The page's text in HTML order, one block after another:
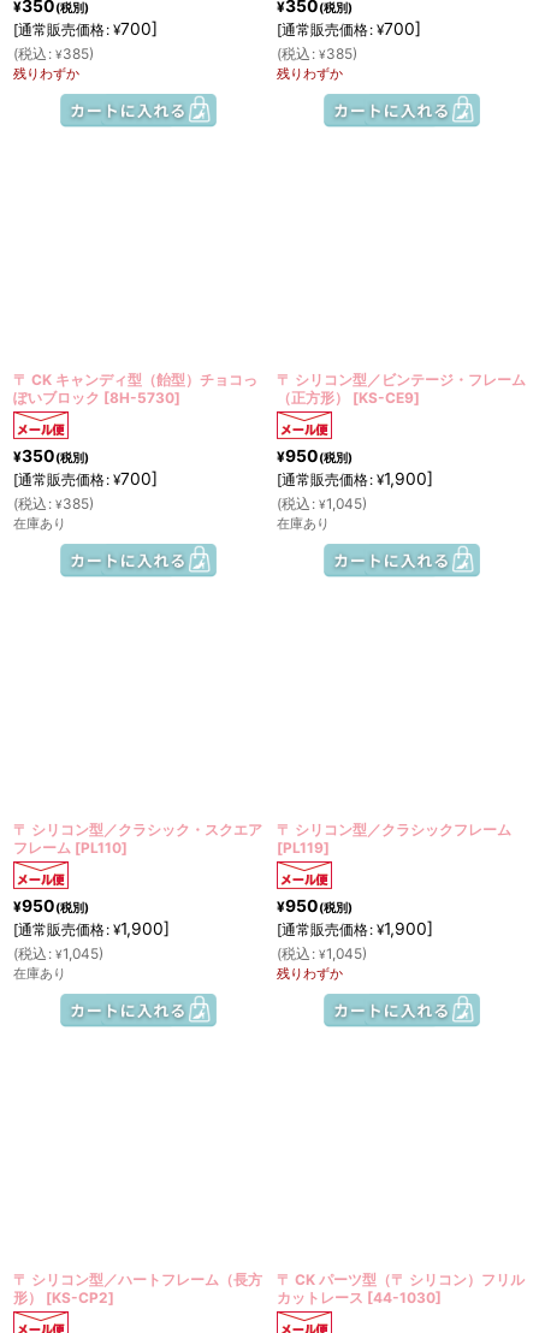
¥350(税別)
[通常販売価格: ¥700]
(税込 : ¥385)
残りわずか
¥350(税別)
[通常販売価格: ¥700]
(税込 : ¥385)
残りわずか
〒 CK キャンディ型（飴型）チョコっ
ぽいブロック [8H-5730]
¥350(税別)
[通常販売価格: ¥700]
(税込 : ¥385)
在庫あり
〒 シリコン型／ビンテージ・フレーム
（正方形）
[KS-CE9]
¥950(税別)
[通常販売価格: ¥1,900]
(税込 : ¥1,045)
在庫あり
〒 シリコン型／クラシック・スクエア
フレーム [PL110]
¥950(税別)
[通常販売価格: ¥1,900]
(税込 : ¥1,045)
在庫あり
〒 シリコン型／クラシックフレーム
[PL119]
¥950(税別)
[通常販売価格: ¥1,900]
(税込 : ¥1,045)
残りわずか
〒 シリコン型／ハートフレーム（長方
形）
[KS-CP2]
〒 CK パーツ型（〒 シリコン）フリル
カットレース [44-1030]